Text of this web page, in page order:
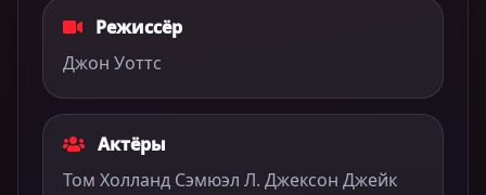
Режиссёр
Джон Уоттс
Актёры
Том Холланд Сэмюэл Л. Джексон Джейк